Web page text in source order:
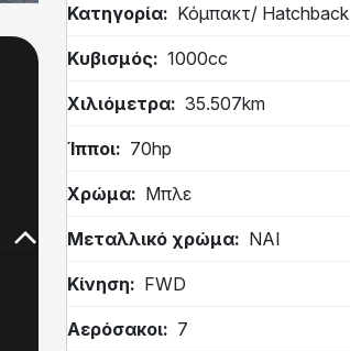
Κατηγορία Κόμπακτ/ Hatchback
Κυβισμός 1000cc
Χιλιόμετρα 35.507km
Ίπποι 70hp
Χρώμα Μπλε
Μεταλλικό χρώμα ΝΑΙ
Κίνηση FWD
Αερόσακοι 7